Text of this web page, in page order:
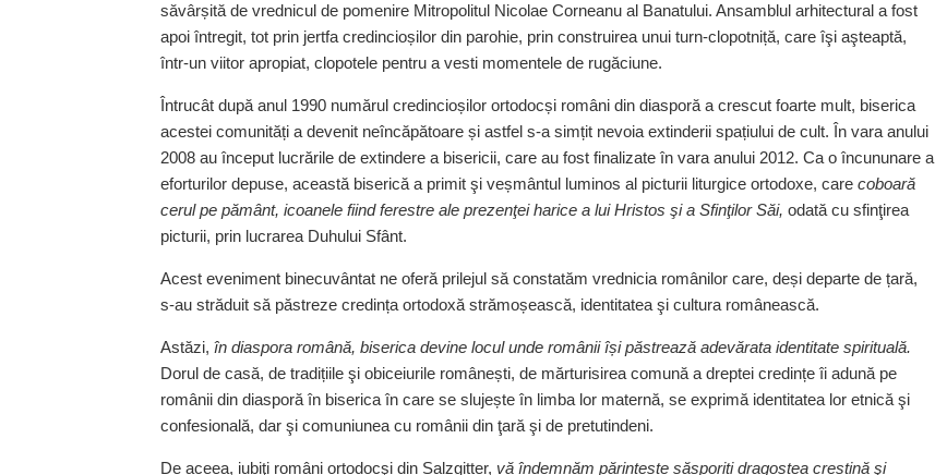
săvârșită de vrednicul de pomenire Mitropolitul Nicolae Corneanu al Banatului. Ansamblul arhitectural a fost
apoi întregit, tot prin jertfa credincioșilor din parohie, prin construirea unui turn-clopotniță, care îşi aşteaptă,
într‑un viitor apropiat, clopotele pentru a vesti momentele de rugăciune.
Întrucât după anul 1990 numărul credincioșilor ortodocși români din diasporă a crescut foarte mult, biserica
acestei comunități a devenit neîncăpătoare și astfel s‑a simțit nevoia extinderii spațiului de cult. În vara anului
2008 au început lucrările de extindere a bisericii, care au fost finalizate în vara anului 2012. Ca o încununare a
eforturilor depuse, această biserică a primit şi veșmântul luminos al picturii liturgice ortodoxe, care coboară
cerul pe pământ, icoanele fiind ferestre ale prezenţei harice a lui Hristos şi a Sfinţilor Săi, odată cu sfinţirea
picturii, prin lucrarea Duhului Sfânt.
Acest eveniment binecuvântat ne oferă prilejul să constatăm vrednicia românilor care, deși departe de țară,
s‑au străduit să păstreze credința ortodoxă strămoșească, identitatea şi cultura românească.
Astăzi, în diaspora română, biserica devine locul unde românii își păstrează adevărata identitate spirituală.
Dorul de casă, de tradițiile şi obiceiurile românești, de mărturisirea comună a dreptei credințe îi adună pe
românii din diasporă în biserica în care se slujește în limba lor maternă, se exprimă identitatea lor etnică şi
confesională, dar şi comuniunea cu românii din ţară şi de pretutindeni.
De aceea, iubiţi români ortodocşi din Salzgitter, vă îndemnăm părintește săsporiți dragostea creștină şi